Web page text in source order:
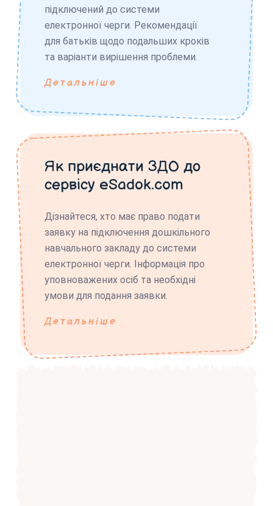
підключений до системи
електронної черги. Рекомендації
для батьків щодо подальших кроків
та варіанти вирішення проблеми.
Детальніше
Як приєднати ЗДО до
сервісу eSadok.com
Дізнайтеся, хто має право подати
заявку на підключення дошкільного
навчального закладу до системи
електронної черги. Інформація про
уповноважених осіб та необхідні
умови для подання заявки.
Детальніше